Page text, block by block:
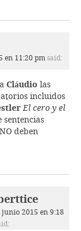
en 11:20 pm said:
Cláudio las
incluidos
El cero y el
sentencias
deben
junio 2015 en 9:18